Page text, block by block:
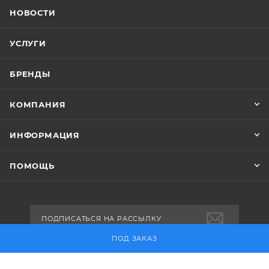
ПОД ЗАКАЗ
НОВОСТИ
УСЛУГИ
БРЕНДЫ
КОМПАНИЯ
ИНФОРМАЦИЯ
ПОМОЩЬ
ПОДПИСАТЬСЯ НА РАССЫЛКУ